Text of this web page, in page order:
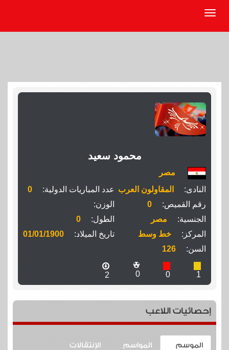
محمود سعيد
مصر
النادى:
المقاولون العرب عدد المباريات الدولية:
0
رقم القميص:
0
الوزن:
الجنسية:
مصر الطول:
0
المركز:
خط وسط تاريخ الميلاد:
01/01/1900
السن:
126
1
0
0
2
إحصائيات اللاعب
الموسم
المواسم
الإنتقالات